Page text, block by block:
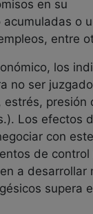
en su
entre
los
no ser
Los efectos
con
de
a
supera